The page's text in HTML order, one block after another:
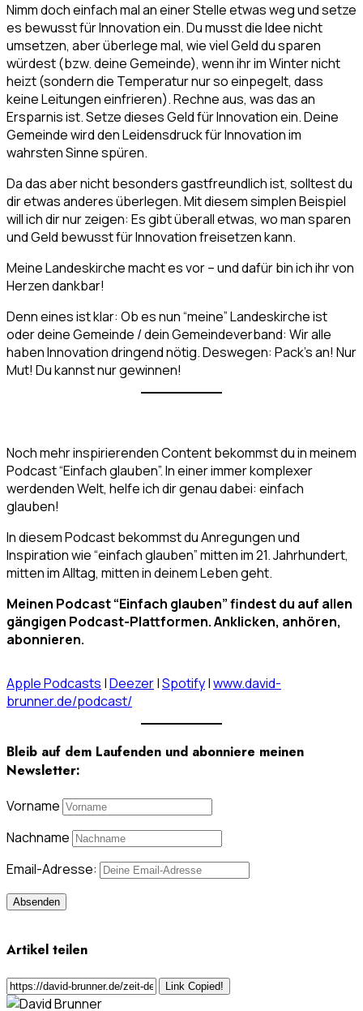
Nimm doch einfach mal an einer Stelle etwas weg und setze
es bewusst für Innovation ein. Du musst die Idee nicht
umsetzen, aber überlege mal, wie viel Geld du sparen
würdest (bzw. deine Gemeinde), wenn ihr im Winter nicht
heizt (sondern die Temperatur nur so einpegelt, dass
keine Leitungen einfrieren). Rechne aus, was das an
Ersparnis ist. Setze dieses Geld für Innovation ein. Deine
Gemeinde wird den Leidensdruck für Innovation im
wahrsten Sinne spüren.
Da das aber nicht besonders gastfreundlich ist, solltest du
dir etwas anderes überlegen. Mit diesem simplen Beispiel
will ich dir nur zeigen: Es gibt überall etwas, wo man sparen
und Geld bewusst für Innovation freisetzen kann.
Meine Landeskirche macht es vor – und dafür bin ich ihr von
Herzen dankbar!
Denn eines ist klar: Ob es nun “meine” Landeskirche ist
oder deine Gemeinde / dein Gemeindeverband: Wir alle
haben Innovation dringend nötig. Deswegen: Pack’s an! Nur
Mut! Du kannst nur gewinnen!
Noch mehr inspirierenden Content bekommst du in meinem
Podcast “Einfach glauben”. In einer immer komplexer
werdenden Welt, helfe ich dir genau dabei: einfach
glauben!
In diesem Podcast bekommst du Anregungen und
Inspiration wie “einfach glauben” mitten im 21. Jahrhundert,
mitten im Alltag, mitten in deinem Leben geht.
Meinen Podcast “Einfach glauben” findest du auf allen
gängigen Podcast-Plattformen. Anklicken, anhören,
abonnieren.
Apple Podcasts |Deezer|Spotify|www.david-
brunner.de/podcast/
Bleib auf dem Laufenden und abonniere meinen
Newsletter:
Vorname
Nachname
Email-Adresse:
Artikel teilen
Link Copied!